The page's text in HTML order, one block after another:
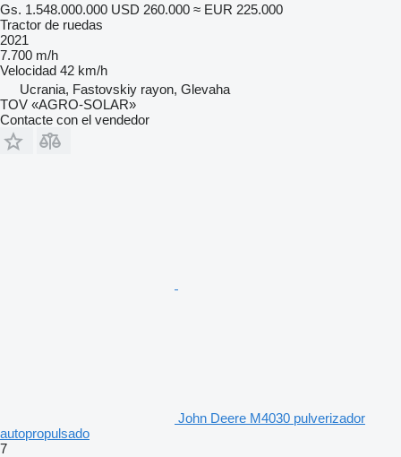
Gs. 1.548.000.000 USD 260.000 ≈ EUR 225.000
Tractor de ruedas
2021
7.700 m/h
Velocidad 42 km/h
Ucrania, Fastovskiy rayon, Glevaha
TOV «AGRO-SOLAR»
Contacte con el vendedor
John Deere M4030 pulverizador
autopropulsado
7